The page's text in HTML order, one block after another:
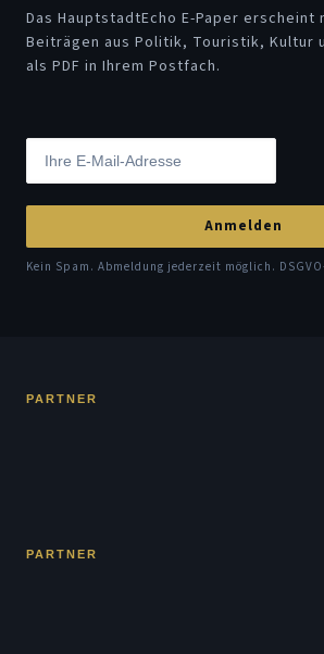
Das HauptstadtEcho E-Paper erscheint
Beiträgen aus Politik, Touristik, Kultur
als PDF in Ihrem Postfach.
Anmelden
Kein Spam. Abmeldung jederzeit möglich.
PARTNER
PARTNER